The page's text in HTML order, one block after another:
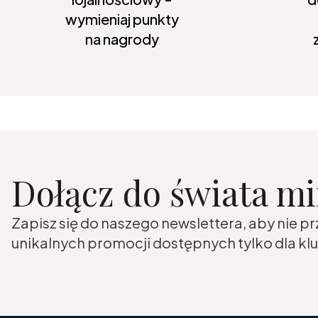
wymieniaj punkty
na nagrody
Dołącz do świata
Zapisz się do naszego newslettera, aby nie
unikalnych promocji dostępnych tylko dla